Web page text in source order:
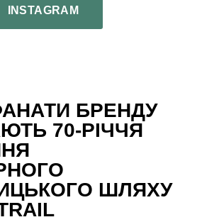
INSTAGRAM
БРЕНДУ
70-РІЧЧЯ
ШЛЯХУ